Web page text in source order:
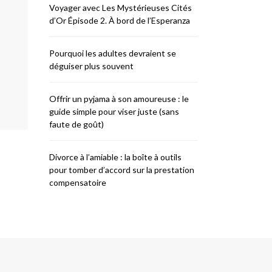
Voyager avec Les Mystérieuses Cités
d’Or Épisode 2. À bord de l’Esperanza
Pourquoi les adultes devraient se
déguiser plus souvent
Offrir un pyjama à son amoureuse : le
guide simple pour viser juste (sans
faute de goût)
Divorce à l’amiable : la boîte à outils
pour tomber d’accord sur la prestation
compensatoire